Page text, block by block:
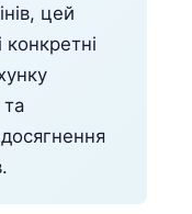
цей
конкретні